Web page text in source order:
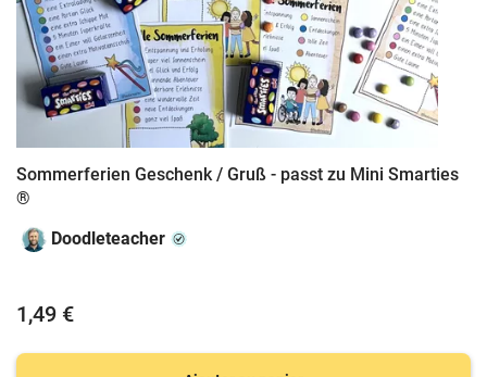
Sommerferien Geschenk / Gruß - passt zu Mini Smarties
®
Doodleteacher
1,49 €